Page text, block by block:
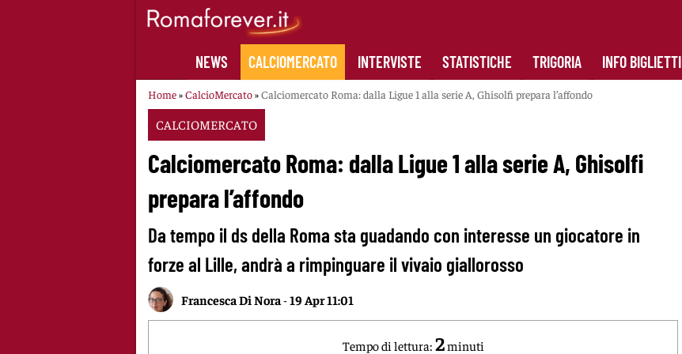
NEWS CALCIOMERCATO INTERVISTE STATISTICHE TRIGORIA INFO BIGLIETTI
Home»CalcioMercato»Calciomercato Roma: dalla Ligue 1 alla serie A, Ghisolfi prepara l’affondo
CALCIOMERCATO
Calciomercato Roma: dalla Ligue 1 alla serie A, Ghisolfi
prepara l’affondo
Da tempo il ds della Roma sta guadando con interesse un giocatore in
forze al Lille, andrà a rimpinguare il vivaio giallorosso
Francesca Di Nora -19 Apr 11:01
Tempo di lettura: 2minuti